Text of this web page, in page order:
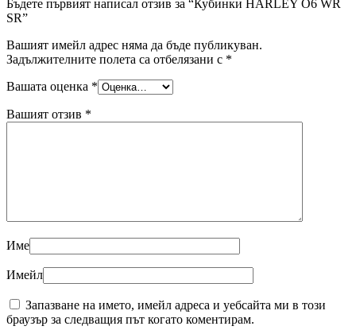
Бъдете първият написал отзив за “Кубинки HARLEY О6 WR
SR”
Вашият имейл адрес няма да бъде публикуван.
Задължителните полета са отбелязани с *
Вашата оценка *
Вашият отзив *
Име
Имейл
Запазване на името, имейл адреса и уебсайта ми в този
браузър за следващия път когато коментирам.